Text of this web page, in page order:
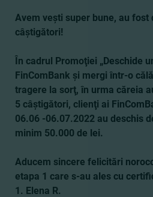
Avem veşti super bune, au fost
câştigători!
În cadrul Promoţiei „Deschide
FinComBank şi mergi într-o
tragere la sorţ, în urma căreia
5 câştigători, clienţi ai
06.06 -06.07.2022 au deschis
minim 50.000 de lei.
Aducem sincere felicitări
etapa 1 care s-au ales cu
1. Elena R.